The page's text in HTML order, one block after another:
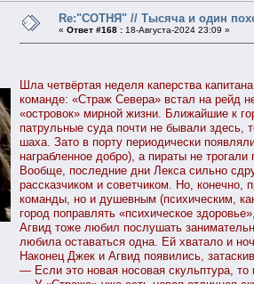
Re:"СОТНЯ" // Тысяча и один
« Ответ #168 : 18-Августа-2024 23:09 »
Шла четвёртая неделя каперства
команде: «Страж Севера» встал на рейд
«островок» мирной жизни. Ближайшие к
патрульные суда почти не бывали здесь,
шаха. Зато в порту периодически
награбленное добро), а пираты не
Вообще, последние дни Лекса сильно
рассказчиком и советчиком. Но,
команды, но и душевным (психическим,
город поправлять «психическое
Агвид тоже любил послушать
любила оставаться одна. Ей хватало и
Наконец Джек и Агвид появились,
— Если это новая носовая скульптура,